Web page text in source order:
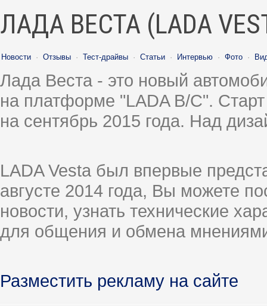
ЛАДА ВЕСТА (LADA
Новости · Отзывы · Тест-драйвы · Статьи · Интервью · Фото ·
Лада Веста - это новый
на платформе "LADA B/C".
на сентябрь 2015 года. Над
LADA Vesta был впервые
августе 2014 года, Вы можете
новости, узнать технические
для общения и обмена
Разместить рекламу на сайте